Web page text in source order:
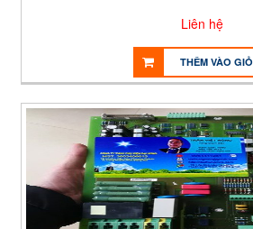
Liên hệ
THÊM VÀO GIỎ